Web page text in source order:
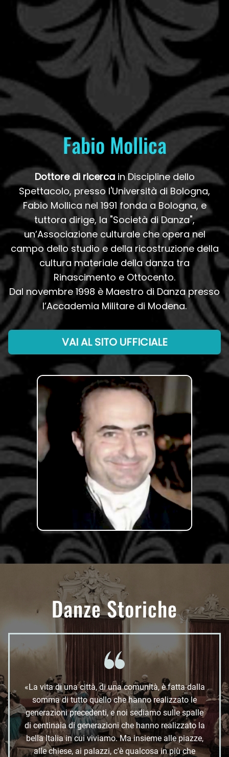
Fabio Mollica
Dottore di ricercain Discipline dello
Spettacolo, presso l'Università di Bologna,
Fabio Mollica nel 1991 fonda a Bologna, e
tuttora dirige, la "Società di Danza",
un’Associazione culturale che opera nel
campo dello studio e della ricostruzione della
cultura materiale della danza tra
Rinascimento e Ottocento.
Dal novembre 1998 è Maestro di Danza presso
l’Accademia Militare di Modena.
VAI AL SITO UFFICIALE
Danze Storiche
«La vita di una città, di una comunità, è fatta dalla
somma di tutto quello che hanno realizzato le
generazioni precedenti, e noi sediamo sulle spalle
di centinaia di generazioni che hanno realizzato la
bella Italia in cui viviamo. Ma insieme alle piazze,
alle chiese, ai palazzi, c'è qualcosa in più che